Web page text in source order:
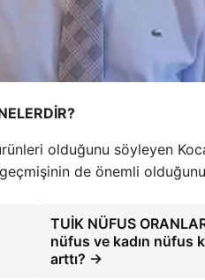
olduğunu söyleyen
de önemli
TUİK NÜFUS
nüfus ve kadın nüfus
arttı? →